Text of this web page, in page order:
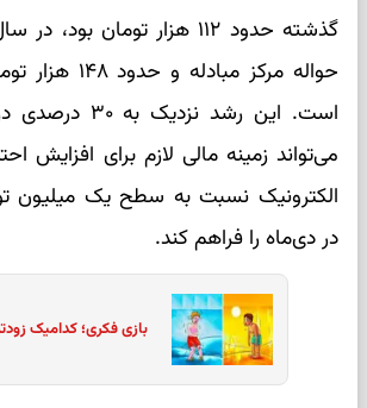
گذشته حدود ۱۱۲ هزار تومان
حواله مرکز
است. این رشد
می‌تواند زمینه مالی لازم برای افزایش
الکترونیک نسبت به سطح یک میلیون
در دی‌ماه را فراهم کند.
بازی فکری؛ کدامیک